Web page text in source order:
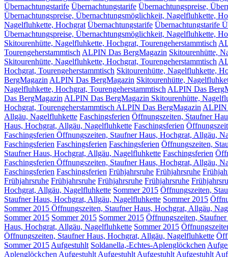
Übernachtungstarife Übernachtungstarife Übernachtungspreise,
Übernachtungspreise, Übernachtungsmöglichkeit, Nagelfluhkette,
Nagelfluhkette, Hochgrat Übernachtungstarife Übernachtungstarife
Übernachtungspreise, Übernachtungsmöglichkeit, Nagelfluhkette,
Skitourenhütte, Nagelfluhkette, Hochgrat, Tourengeherstammtisch
Tourengeherstammtisch ALPIN Das BergMagazin Skitourenhütte,
Skitourenhütte, Nagelfluhkette, Hochgrat, Tourengeherstammtisch
Hochgrat, Tourengeherstammtisch Skitourenhütte, Nagelfluhkette,
BergMagazin ALPIN Das BergMagazin Skitourenhütte,
Nagelfluhkette, Hochgrat, Tourengeherstammtisch ALPIN Das
Das BergMagazin ALPIN Das BergMagazin Skitourenhütte,
Hochgrat, Tourengeherstammtisch ALPIN Das BergMagazin ALPIN
Allgäu, Nagelfluhkette Faschingsferien Öffnungszeiten, Staufner
Haus, Hochgrat, Allgäu, Nagelfluhkette Faschingsferien
Faschingsferien Öffnungszeiten, Staufner Haus, Hochgrat, Allgäu,
Faschingsferien Faschingsferien Faschingsferien Öffnungszeiten,
Staufner Haus, Hochgrat, Allgäu, Nagelfluhkette Faschingsferien
Faschingsferien Öffnungszeiten, Staufner Haus, Hochgrat, Allgäu,
Faschingsferien Faschingsferien Frühjahrsruhe Frühjahrsruhe
Frühjahrsruhe Frühjahrsruhe Frühjahrsruhe Frühjahrsruhe
Hochgrat, Allgäu, Nagelfluhkette Sommer 2015 Öffnungszeiten,
Staufner Haus, Hochgrat, Allgäu, Nagelfluhkette Sommer 2015
Sommer 2015 Öffnungszeiten, Staufner Haus, Hochgrat, Allgäu,
Sommer 2015 Sommer 2015 Sommer 2015 Öffnungszeiten,
Haus, Hochgrat, Allgäu, Nagelfluhkette Sommer 2015
Öffnungszeiten, Staufner Haus, Hochgrat, Allgäu, Nagelfluhkette
Sommer 2015 Aufgestuhlt Soldanella,-Echtes-Aplenglöckchen
Aplenglöckchen Aufgestuhlt Aufgestuhlt Aufgestuhlt Aufgestuhlt